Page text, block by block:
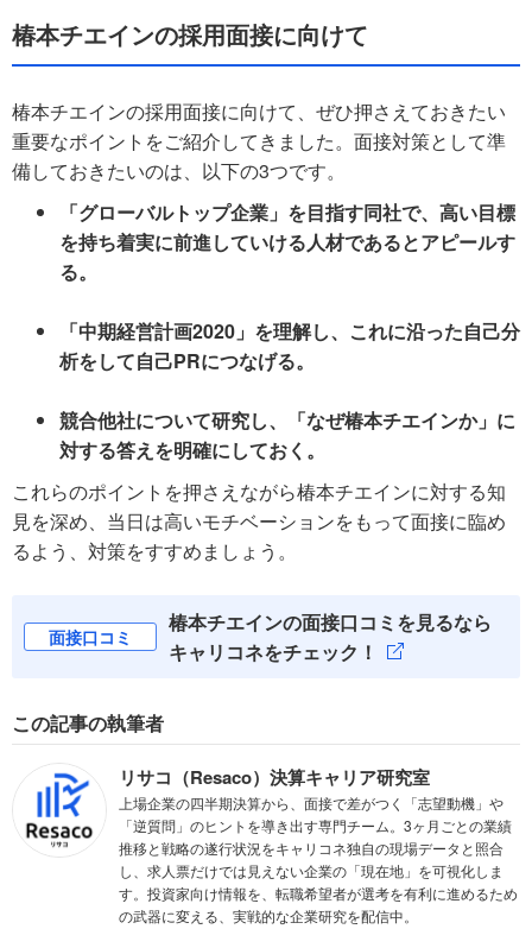
椿本チエインの採用面接に向けて
椿本チエインの採用面接に向けて、ぜひ押さえておきたい
重要なポイントをご紹介してきました。面接対策として準
備しておきたいのは、以下の3つです。
「グローバルトップ企業」を目指す同社で、高い目標
を持ち着実に前進していける人材であるとアピールす
る。
「中期経営計画2020」を理解し、これに沿った自己分
析をして自己PRにつなげる。
競合他社について研究し、「なぜ椿本チエインか」に
対する答えを明確にしておく。
これらのポイントを押さえながら椿本チエインに対する知
見を深め、当日は高いモチベーションをもって面接に臨め
るよう、対策をすすめましょう。
面接口コミ
椿本チエインの面接口コミを見るなら
キャリコネをチェック！
この記事の執筆者
リサコ（Resaco）決算キャリア研究室
上場企業の四半期決算から、面接で差がつく「志望動機」や
「逆質問」のヒントを導き出す専門チーム。3ヶ月ごとの業績
推移と戦略の遂行状況をキャリコネ独自の現場データと照合
し、求人票だけでは見えない企業の「現在地」を可視化しま
す。投資家向け情報を、転職希望者が選考を有利に進めるため
の武器に変える、実戦的な企業研究を配信中。